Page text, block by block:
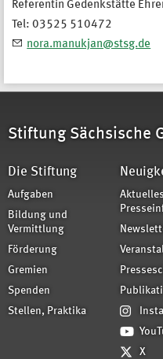
Referentin Gedenkstätte
Tel: 03525 510472
nora.manukjan@stsg.de
Stiftung Sächsische
Die Stiftung
Aufgaben
Bildung und
Vermittlung
Förderung
Gremien
Spenden
Stellen, Praktika
X